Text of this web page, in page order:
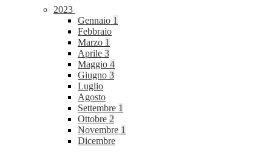
2023
Gennaio 1
Febbraio
Marzo 1
Aprile 3
Maggio 4
Giugno 3
Luglio
Agosto
Settembre 1
Ottobre 2
Novembre 1
Dicembre